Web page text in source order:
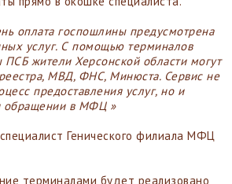
оплата госпошлины предусмотрена
услуг. С помощью терминалов
ПСБ жители Херсонской области могут
МВД, ФНС, Минюста. Сервис не
предоставления услуг, но и
обращении в МФЦ »
Генического филиала МФЦ
терминалами будет реализовано